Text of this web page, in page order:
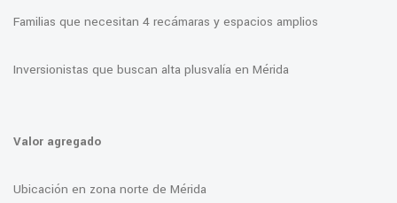
Familias que necesitan 4 recámaras y espacios amplios
Inversionistas que buscan alta plusvalía en Mérida
Valor agregado
Ubicación en zona norte de Mérida